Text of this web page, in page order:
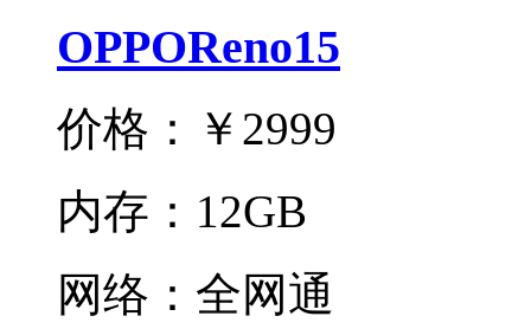
OPPOReno15
价格：
￥2999
内存： 12GB
网络： 全网通